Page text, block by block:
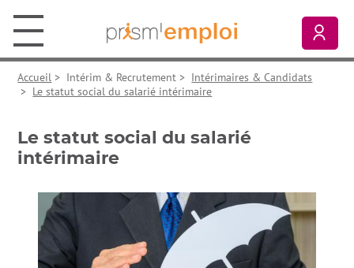
Prism’emploi, retour à l'accueil
Accueil > Intérim & Recrutement > Intérimaires & Candidats
> Le statut social du salarié intérimaire
Le statut social du salarié
intérimaire